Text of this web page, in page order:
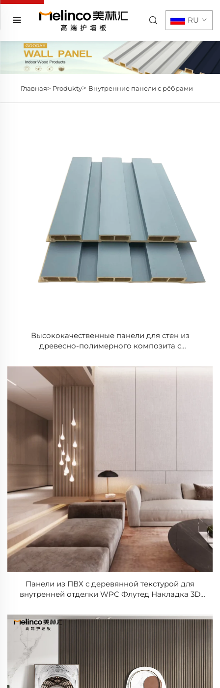
RU
Главная> Produkty> Внутренние панели с рёбрами
Высококачественные панели для стен из
древесно-полимерного композита с
ламинированные потолочные панели с рисунком
под дерево
Панели из ПВХ с деревянной текстурой для
внутренней отделки WPC Флутед Накладка 3D